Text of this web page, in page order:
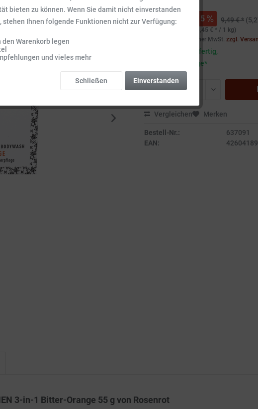
8,99 € * 5 9,49 € *
0.055 kg (163,45 € * / 1 kg)
Preise inkl. gesetzlicher MwSt.zzgl.
Sofort versandfertig,
Lieferzeit 3-5 Tage*
Vergleichen Merken
Bestell-Nr.:
637091
EAN:
3-in-1 Bitter-Orange 55 g von Rosenrot
bieten zu können. Wenn Sie damit nicht einverstanden
stehen Ihnen folgende Funktionen nicht zur Verfügung:
Warenkorb legen
und vieles mehr
Einverstanden
Schließen